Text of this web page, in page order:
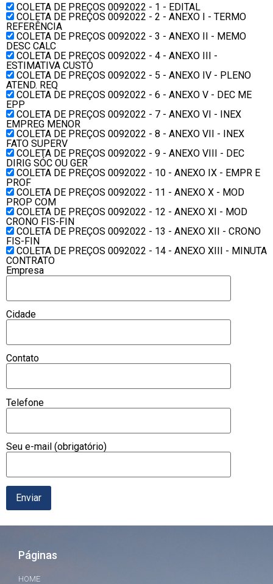
COLETA DE PREÇOS 0092022 - 1 - EDITAL
COLETA DE PREÇOS 0092022 - 2 - ANEXO I - TERMO
REFERÊNCIA
COLETA DE PREÇOS 0092022 - 3 - ANEXO II - MEMO
DESC CALC
COLETA DE PREÇOS 0092022 - 4 - ANEXO III -
ESTIMATIVA CUSTO
COLETA DE PREÇOS 0092022 - 5 - ANEXO IV - PLENO
ATEND. REQ
COLETA DE PREÇOS 0092022 - 6 - ANEXO V - DEC ME
EPP
COLETA DE PREÇOS 0092022 - 7 - ANEXO VI - INEX
EMPREG MENOR
COLETA DE PREÇOS 0092022 - 8 - ANEXO VII - INEX
FATO SUPERV
COLETA DE PREÇOS 0092022 - 9 - ANEXO VIII - DEC
DIRIG SÓC OU GER
COLETA DE PREÇOS 0092022 - 10 - ANEXO IX - EMPR E
PROF
COLETA DE PREÇOS 0092022 - 11 - ANEXO X - MOD
PROP COM
COLETA DE PREÇOS 0092022 - 12 - ANEXO XI - MOD
CRONO FIS-FIN
COLETA DE PREÇOS 0092022 - 13 - ANEXO XII - CRONO
FIS-FIN
COLETA DE PREÇOS 0092022 - 14 - ANEXO XIII - MINUTA
CONTRATO
Empresa
Cidade
Contato
Telefone
Seu e-mail (obrigatório)
Páginas
HOME